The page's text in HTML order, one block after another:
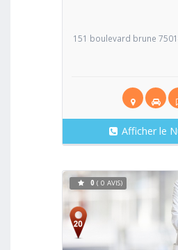
151 boulevard brune
Afficher le
0 ( 0 AVIS)